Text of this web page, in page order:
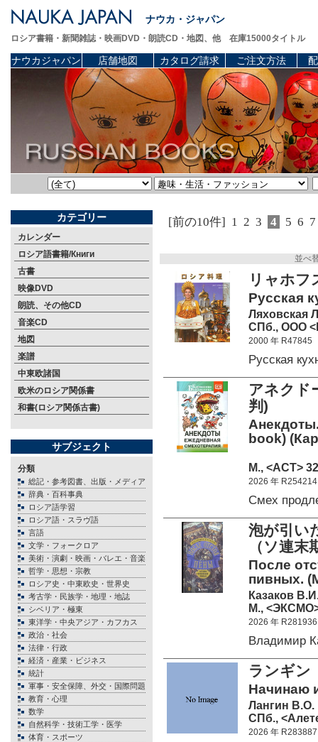
ナウカ・ジャパン
ロシア書籍・新聞雑誌・映画DVD・朗読CD・地図、他 在庫15000タイトル
ナウカジャパン 店舗地図 カタログ請求 ご注文方法
カテゴリー
カレンダー
ロシア語書籍/Книги
古書
映像DVD
朗読、その他CD
音楽CD
地図
楽譜
中東欧諸国
欧米のロシア関係書
和書(ロシア関係古書)
サブジェクト
分類
総記・参考図書、出版・メディア
辞典・百科事典
ロシア語学習
ロシア語・スラヴ語
言語
文学・フォークロア
美術・演劇・映画・バレエ・音楽
哲学・思想・宗教
ロシア史・中東欧史・世界史
考古学・民族学・地理・地誌
シベリア・極東
東洋学・中央アジア・カフカス
政治・社会
法律・行政
経済・産業・ビジネス
統計
軍事・安全保障、外交・国際問題
教育・心理
数学
自然科学・技術工学・医学
体育・スポーツ
[前の10件] 1 2 3 4 5 6 7
並べ
リャホ
Русская
Ляховская
СПб., ООО
2000 年 R47845
Русская
アネクド
判)
book)
М., <АСТ>
2026 年 R254214
Смех
泡が引い
（ソ連
После
пивных.
Казаков
М.,
2026 年 R281936
Владимир
ランギ
Начинаю
Лангин В.О.
СПб.,
2026 年 R283887